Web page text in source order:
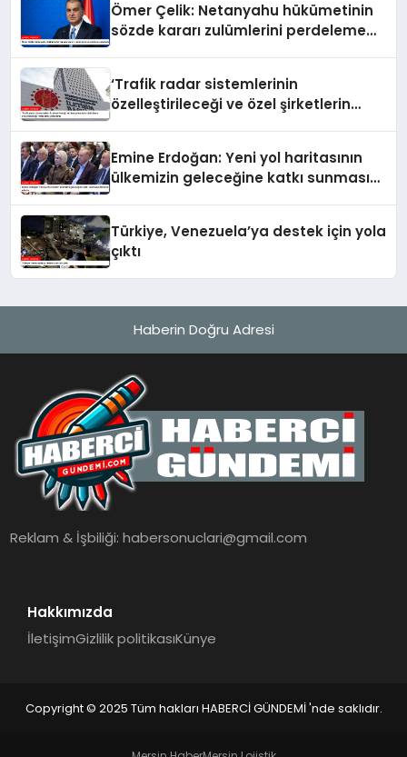
Ömer Çelik: Netanyahu hükümetinin
sözde kararı zulümlerini perdeleme
‘Trafik radar sistemlerinin
özelleştirileceği ve özel şirketlerin
Emine Erdoğan: Yeni yol haritasının
ülkemizin geleceğine katkı sunmasını
Türkiye, Venezuela’ya destek için yola
çıktı
Haberin Doğru Adresi
Reklam & İşbiliği:habersonuclari@gmail.com
Hakkımızda
İletişimGizlilik politikasıKünye
Copyright © 2025 Tüm hakları HABERCİ GÜNDEMİ 'nde saklıdır.